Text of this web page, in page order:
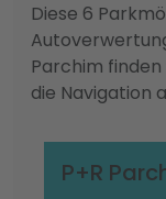
Diese 6
Parchim
die Navigation
P+R